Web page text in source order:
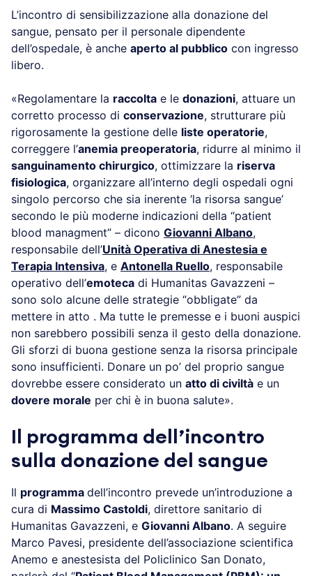
L’incontro di sensibilizzazione alla donazione del
sangue, pensato per il personale dipendente
dell’ospedale, è anche aperto al pubblico con ingresso
libero.
«Regolamentare la raccolta e le donazioni, attuare un
corretto processo di conservazione, strutturare più
rigorosamente la gestione delle liste operatorie,
correggere l’anemia preoperatoria, ridurre al minimo il
sanguinamento chirurgico, ottimizzare la riserva
fisiologica, organizzare all’interno degli ospedali ogni
singolo percorso che sia inerente ‘la risorsa sangue’
secondo le più moderne indicazioni della “patient
blood managment” – dicono Giovanni Albano,
responsabile dell’Unità Operativa di Anestesia e
Terapia Intensiva, e Antonella Ruello, responsabile
operativo dell’emoteca di Humanitas Gavazzeni –
sono solo alcune delle strategie “obbligate” da
mettere in atto . Ma tutte le premesse e i buoni auspici
non sarebbero possibili senza il gesto della donazione.
Gli sforzi di buona gestione senza la risorsa principale
sono insufficienti. Donare un po’ del proprio sangue
dovrebbe essere considerato un atto di civiltà e un
dovere morale per chi è in buona salute».
Il programma dell’incontro
sulla donazione del sangue
Il programma dell’incontro prevede un’introduzione a
cura di Massimo Castoldi, direttore sanitario di
Humanitas Gavazzeni, e Giovanni Albano. A seguire
Marco Pavesi, presidente dell’associazione scientifica
Anemo e anestesista del Policlinico San Donato,